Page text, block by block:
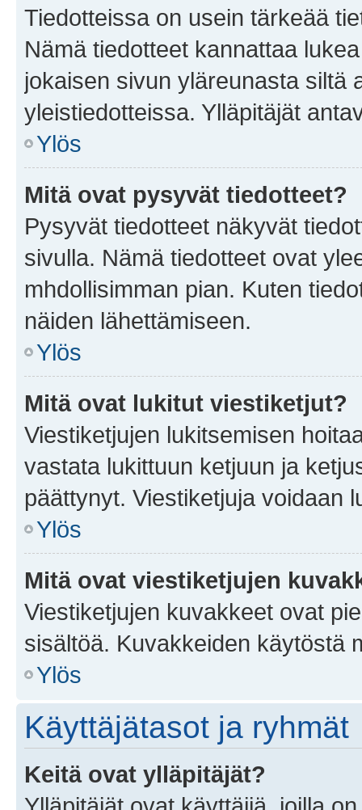
Tiedotteissa on usein tärkeää
Nämä tiedotteet kannattaa
jokaisen sivun yläreunasta siltä
yleistiedotteissa. Ylläpitäjät
Ylös
Mitä ovat pysyvät tiedotteet?
Pysyvät tiedotteet näkyvät
sivulla. Nämä tiedotteet ovat
mhdollisimman pian. Kuten
näiden lähettämiseen.
Ylös
Mitä ovat lukitut viestiketjut?
Viestiketjujen lukitsemisen
vastata lukittuun ketjuun ja
päättynyt. Viestiketjuja voidaan
Ylös
Mitä ovat viestiketjujen
Viestiketjujen kuvakkeet ovat
sisältöä. Kuvakkeiden käytöstä
Ylös
Käyttäjätasot ja ryhmät
Keitä ovat ylläpitäjät?